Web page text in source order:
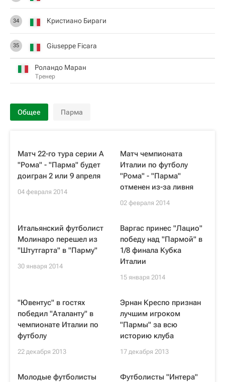
34 Кристиано Бираги
35 Giuseppe Ficara
Роландо Маран
Тренер
Общее Парма
Матч 22-го тура серии А
"Рома" - "Парма" будет
доигран 2 или 9 апреля
04 февраля 2014
Матч чемпионата
Италии по футболу
"Рома" - "Парма"
отменен из-за ливня
02 февраля 2014
Итальянский футболист
Молинаро перешел из
"Штутгарта" в "Парму"
30 января 2014
Варгас принес "Лацио"
победу над "Пармой" в
1/8 финала Кубка
Италии
15 января 2014
"Ювентус" в гостях
победил "Аталанту" в
чемпионате Италии по
футболу
22 декабря 2013
Эрнан Креспо признан
лучшим игроком
"Пармы" за всю
историю клуба
17 декабря 2013
Молодые футболисты
Футболисты "Интера"